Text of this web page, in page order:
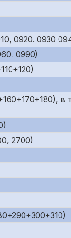
0920. 0930
0990)
в
2700)